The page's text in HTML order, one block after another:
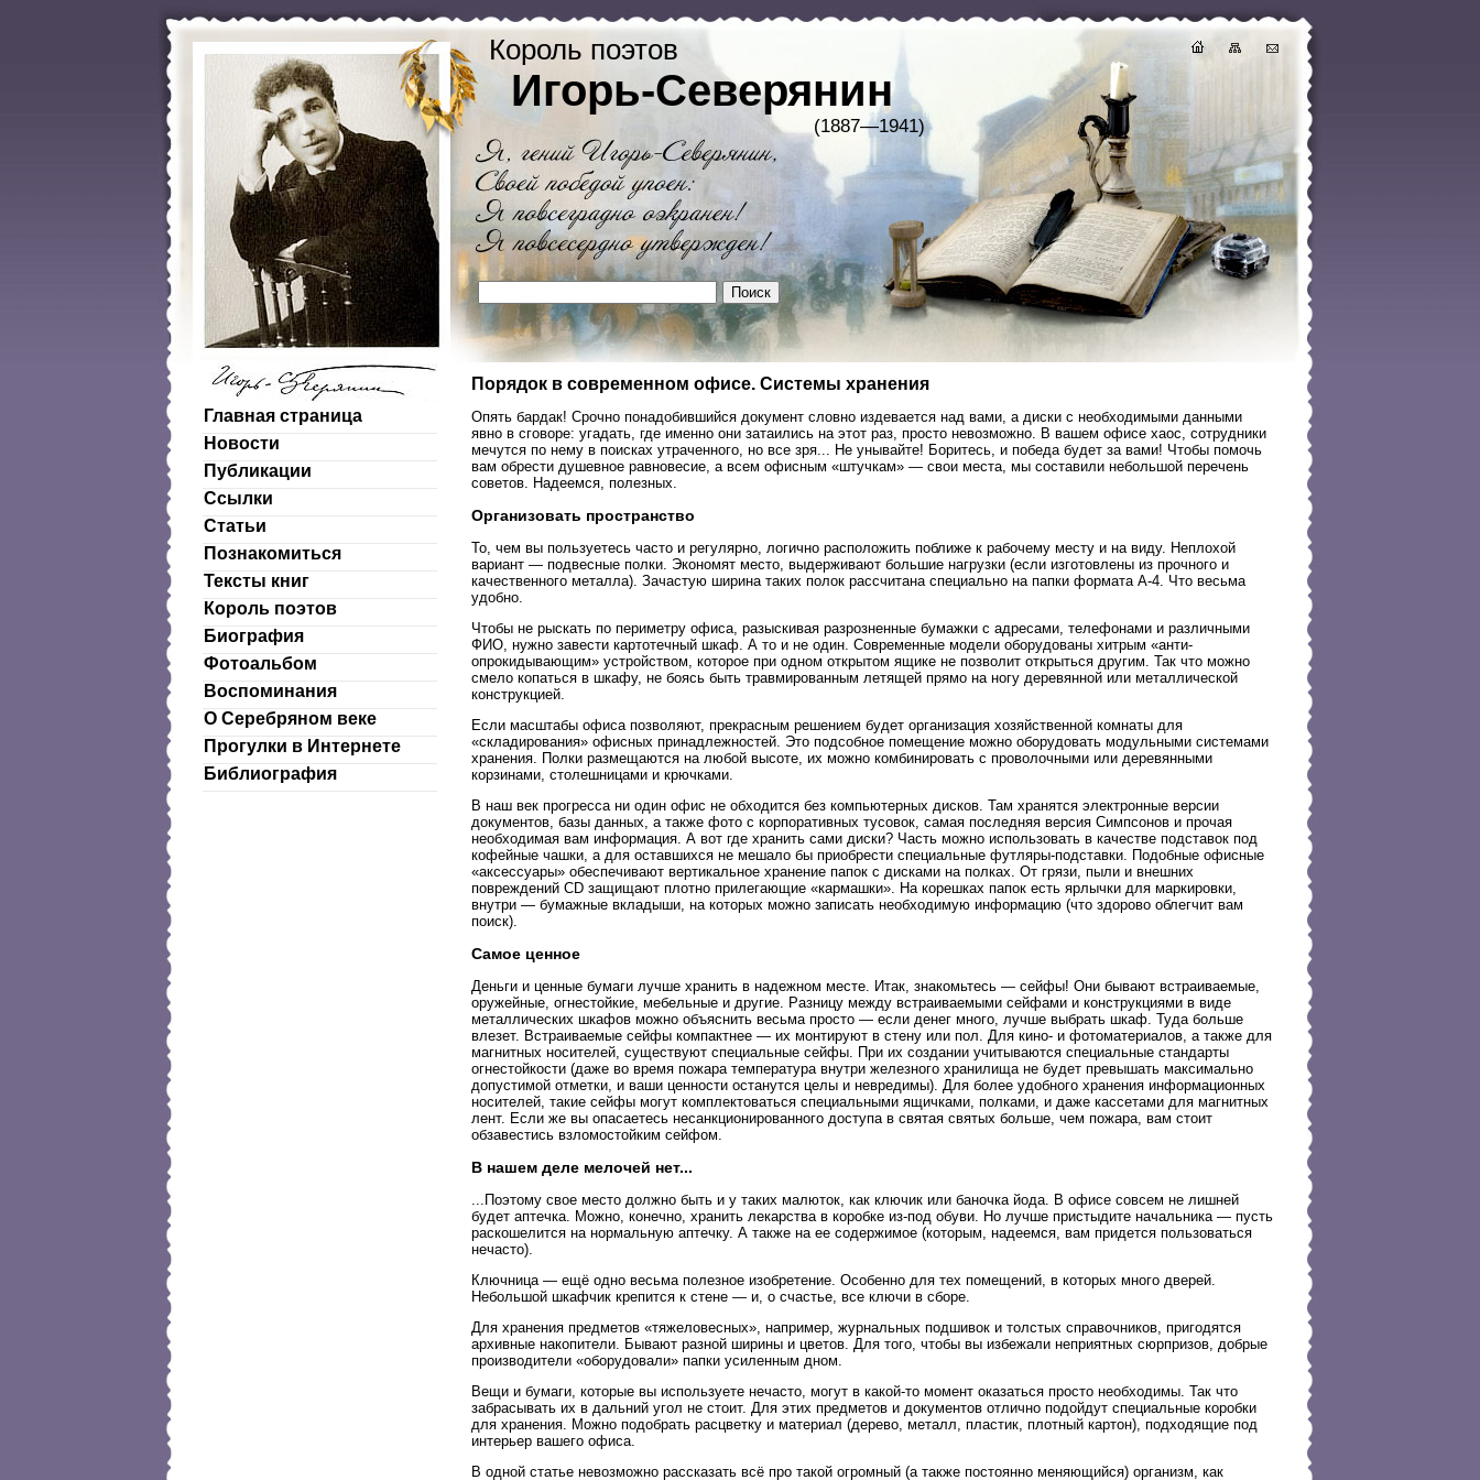
Король поэтов
Игорь-Северянин
(1887—1941)
Главная страница
Новости
Публикации
Ссылки
Статьи
Познакомиться
Тексты книг
Король поэтов
Биография
Фотоальбом
Воспоминания
О Серебряном веке
Прогулки в Интернете
Библиография
Порядок в современном офисе. Системы хранения
Опять бардак! Срочно понадобившийся документ словно издевается над вами, а диски с необходимыми данными
явно в сговоре: угадать, где именно они затаились на этот раз, просто невозможно. В вашем офисе хаос, сотрудники
мечутся по нему в поисках утраченного, но все зря... Не унывайте! Боритесь, и победа будет за вами! Чтобы помочь
вам обрести душевное равновесие, а всем офисным «штучкам» — свои места, мы составили небольшой перечень
советов. Надеемся, полезных.
Организовать пространство
То, чем вы пользуетесь часто и регулярно, логично расположить поближе к рабочему месту и на виду. Неплохой
вариант — подвесные полки. Экономят место, выдерживают большие нагрузки (если изготовлены из прочного и
качественного металла). Зачастую ширина таких полок рассчитана специально на папки формата А-4. Что весьма
удобно.
Чтобы не рыскать по периметру офиса, разыскивая разрозненные бумажки с адресами, телефонами и различными
ФИО, нужно завести картотечный шкаф. А то и не один. Современные модели оборудованы хитрым «анти-
опрокидывающим» устройством, которое при одном открытом ящике не позволит открыться другим. Так что можно
смело копаться в шкафу, не боясь быть травмированным летящей прямо на ногу деревянной или металлической
конструкцией.
Если масштабы офиса позволяют, прекрасным решением будет организация хозяйственной комнаты для
«складирования» офисных принадлежностей. Это подсобное помещение можно оборудовать модульными системами
хранения. Полки размещаются на любой высоте, их можно комбинировать с проволочными или деревянными
корзинами, столешницами и крючками.
В наш век прогресса ни один офис не обходится без компьютерных дисков. Там хранятся электронные версии
документов, базы данных, а также фото с корпоративных тусовок, самая последняя версия Симпсонов и прочая
необходимая вам информация. А вот где хранить сами диски? Часть можно использовать в качестве подставок под
кофейные чашки, а для оставшихся не мешало бы приобрести специальные футляры-подставки. Подобные офисные
«аксессуары» обеспечивают вертикальное хранение папок с дисками на полках. От грязи, пыли и внешних
повреждений CD защищают плотно прилегающие «кармашки». На корешках папок есть ярлычки для маркировки,
внутри — бумажные вкладыши, на которых можно записать необходимую информацию (что здорово облегчит вам
поиск).
Самое ценное
Деньги и ценные бумаги лучше хранить в надежном месте. Итак, знакомьтесь — сейфы! Они бывают встраиваемые,
оружейные, огнестойкие, мебельные и другие. Разницу между встраиваемыми сейфами и конструкциями в виде
металлических шкафов можно объяснить весьма просто — если денег много, лучше выбрать шкаф. Туда больше
влезет. Встраиваемые сейфы компактнее — их монтируют в стену или пол. Для кино- и фотоматериалов, а также для
магнитных носителей, существуют специальные сейфы. При их создании учитываются специальные стандарты
огнестойкости (даже во время пожара температура внутри железного хранилища не будет превышать максимально
допустимой отметки, и ваши ценности останутся целы и невредимы). Для более удобного хранения информационных
носителей, такие сейфы могут комплектоваться специальными ящичками, полками, и даже кассетами для магнитных
лент. Если же вы опасаетесь несанкционированного доступа в святая святых больше, чем пожара, вам стоит
обзавестись взломостойким сейфом.
В нашем деле мелочей нет...
...Поэтому свое место должно быть и у таких малюток, как ключик или баночка йода. В офисе совсем не лишней
будет аптечка. Можно, конечно, хранить лекарства в коробке из-под обуви. Но лучше пристыдите начальника — пусть
раскошелится на нормальную аптечку. А также на ее содержимое (которым, надеемся, вам придется пользоваться
нечасто).
Ключница — ещё одно весьма полезное изобретение. Особенно для тех помещений, в которых много дверей.
Небольшой шкафчик крепится к стене — и, о счастье, все ключи в сборе.
Для хранения предметов «тяжеловесных», например, журнальных подшивок и толстых справочников, пригодятся
архивные накопители. Бывают разной ширины и цветов. Для того, чтобы вы избежали неприятных сюрпризов, добрые
производители «оборудовали» папки усиленным дном.
Вещи и бумаги, которые вы используете нечасто, могут в какой-то момент оказаться просто необходимы. Так что
забрасывать их в дальний угол не стоит. Для этих предметов и документов отлично подойдут специальные коробки
для хранения. Можно подобрать расцветку и материал (дерево, металл, пластик, плотный картон), подходящие под
интерьер вашего офиса.
В одной статье невозможно рассказать всё про такой огромный (а также постоянно меняющийся) организм, как